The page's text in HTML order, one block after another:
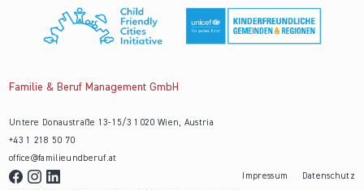
Familie & Beruf Management GmbH
Untere Donaustraße 13-15/3 1020 Wien, Austria
+43 1 218 50 70
office@familieundberuf.at
Impressum
Datenschutz